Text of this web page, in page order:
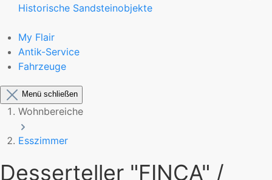
Historische Sandsteinobjekte
My Flair
Antik-Service
Fahrzeuge
Menü schließen
Wohnbereiche
Esszimmer
Desserteller "FINCA" /